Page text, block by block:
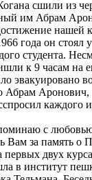
сшили из
им Абрам
нашей
года он стоял
студента.
к 9 часам на
эвакуировано
Аронович,
каждого
с
Вам за память о
двух
в институт